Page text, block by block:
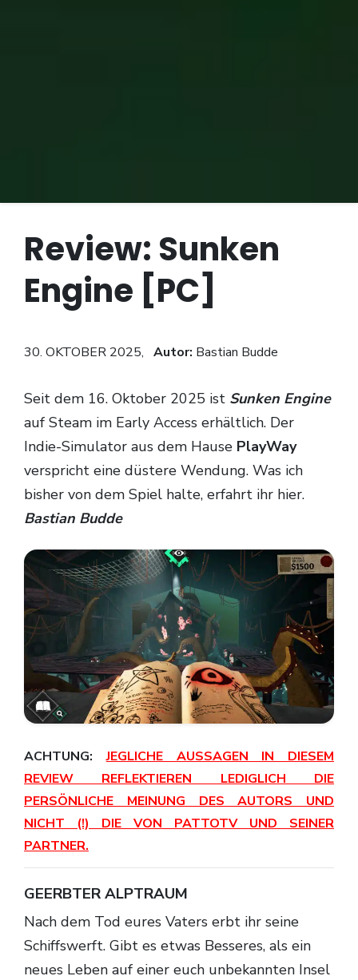
Review: Sunken
Engine [PC]
30. OKTOBER 2025, Autor: Bastian Budde
Seit dem 16. Oktober 2025 ist Sunken Engine
auf Steam im Early Access erhältlich. Der
Indie-Simulator aus dem Hause PlayWay
verspricht eine düstere Wendung. Was ich
bisher von dem Spiel halte, erfahrt ihr hier.
Bastian Budde
ACHTUNG:JEGLICHE AUSSAGEN IN DIESEM
REVIEW REFLEKTIEREN LEDIGLICH DIE
PERSÖNLICHE MEINUNG DES AUTORS UND
NICHT (!) DIE VON PATTOTV UND SEINER
PARTNER.
GEERBTER ALPTRAUM
Nach dem Tod eures Vaters erbt ihr seine
Schiffswerft. Gibt es etwas Besseres, als ein
neues Leben auf einer euch unbekannten Insel